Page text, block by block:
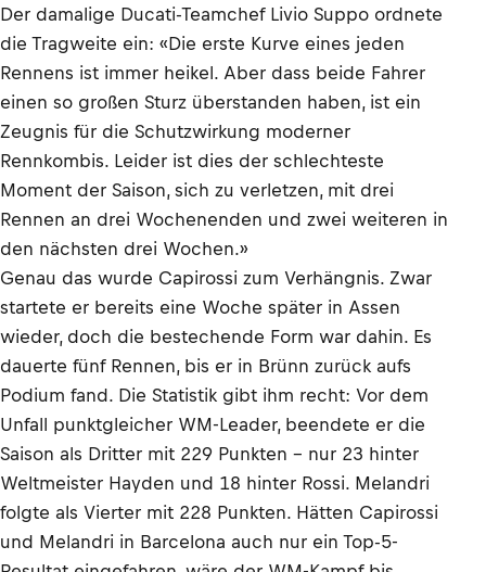
Der damalige Ducati-Teamchef Livio Suppo ordnete
die Tragweite ein: «Die erste Kurve eines jeden
Rennens ist immer heikel. Aber dass beide Fahrer
einen so großen Sturz überstanden haben, ist ein
Zeugnis für die Schutzwirkung moderner
Rennkombis. Leider ist dies der schlechteste
Moment der Saison, sich zu verletzen, mit drei
Rennen an drei Wochenenden und zwei weiteren in
den nächsten drei Wochen.»
Genau das wurde Capirossi zum Verhängnis. Zwar
startete er bereits eine Woche später in Assen
wieder, doch die bestechende Form war dahin. Es
dauerte fünf Rennen, bis er in Brünn zurück aufs
Podium fand. Die Statistik gibt ihm recht: Vor dem
Unfall punktgleicher WM-Leader, beendete er die
Saison als Dritter mit 229 Punkten – nur 23 hinter
Weltmeister Hayden und 18 hinter Rossi. Melandri
folgte als Vierter mit 228 Punkten. Hätten Capirossi
und Melandri in Barcelona auch nur ein Top-5-